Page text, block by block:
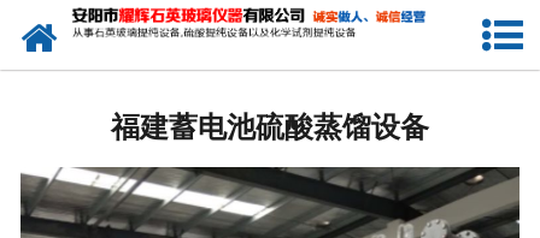
网站首页
福建电子级硫酸提纯设备
福建蓄电池硫酸蒸馏设备